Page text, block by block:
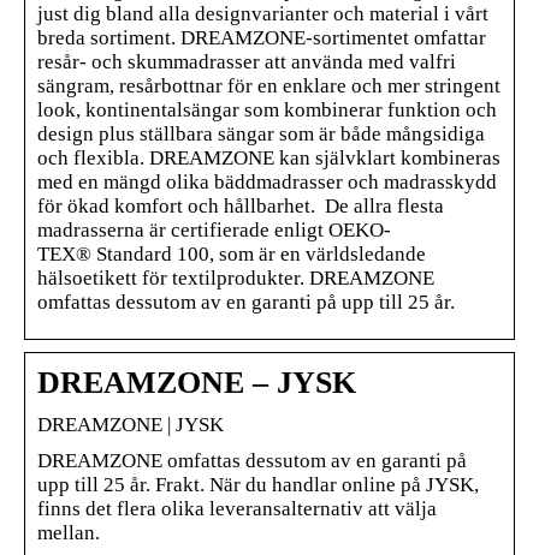
just dig bland alla designvarianter och material i vårt
breda sortiment. DREAMZONE-sortimentet omfattar
resår- och skummadrasser att använda med valfri
sängram, resårbottnar för en enklare och mer stringent
look, kontinentalsängar som kombinerar funktion och
design plus ställbara sängar som är både mångsidiga
och flexibla. DREAMZONE kan självklart kombineras
med en mängd olika bäddmadrasser och madrasskydd
för ökad komfort och hållbarhet. De allra flesta
madrasserna är certifierade enligt OEKO-
TEX® Standard 100, som är en världsledande
hälsoetikett för textilprodukter. DREAMZONE
omfattas dessutom av en garanti på upp till 25 år.
DREAMZONE – JYSK
DREAMZONE | JYSK
DREAMZONE omfattas dessutom av en garanti på
upp till 25 år. Frakt. När du handlar online på JYSK,
finns det flera olika leveransalternativ att välja
mellan.